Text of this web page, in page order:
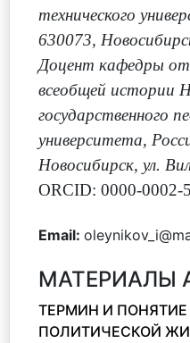
технического
630073,
Доцент кафедры
всеобщей истории
государственного
университета,
Новосибирск, ул.
ORCID: 0000-0002-
Email:
МАТЕРИАЛЫ
ТЕРМИН И ПОНЯТИЕ
ПОЛИТИЧЕСКОЙ